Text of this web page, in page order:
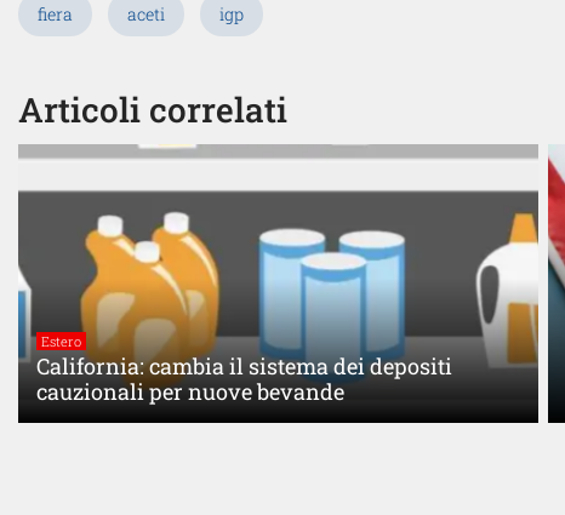
fiera aceti igp
Articoli correlati
Estero
California: cambia il sistema dei depositi
cauzionali per nuove bevande